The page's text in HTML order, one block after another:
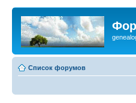
Список форумов